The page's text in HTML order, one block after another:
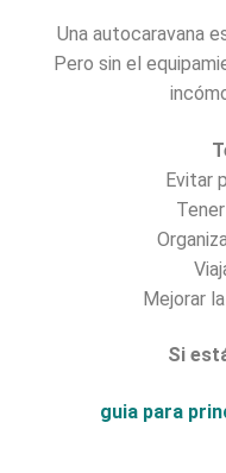
Una autocaravana
Pero sin el
Evitar
Mejorar
Si
guia para